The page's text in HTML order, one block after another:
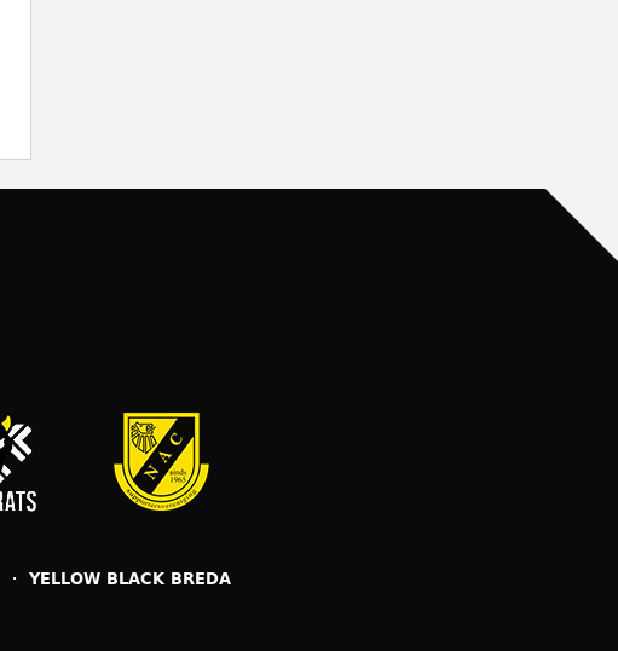
YELLOW BLACK BREDA